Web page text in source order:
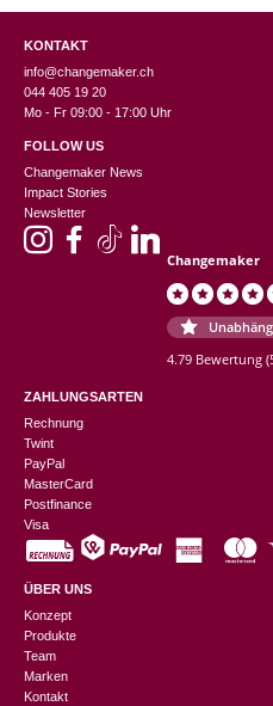
KONTAKT
info@changemaker.ch
044 405 19 20
Mo - Fr 09:00 - 17:00 Uhr
FOLLOW US
Changemaker News
Impact Stories
Newsletter
Changemaker
4.79 Bewertung
ZAHLUNGSARTEN
Rechnung
Twint
PayPal
MasterCard
Postfinance
Visa
ÜBER UNS
Konzept
Produkte
Team
Marken
Kontakt